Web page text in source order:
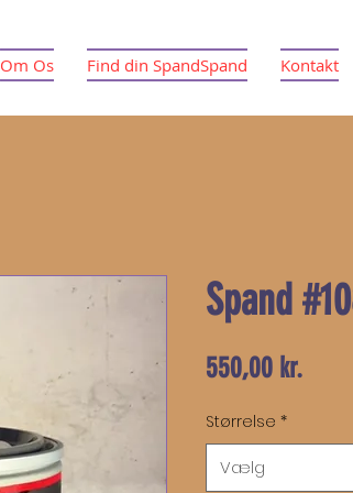
Om Os Find din SpandSpand Kontakt
Spand
550,00 kr.Pris
Størrelse *
Vælg